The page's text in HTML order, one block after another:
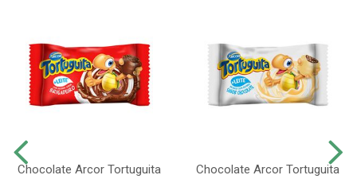
Chocolate Arcor Tortuguita
Chocolate Arcor Tortuguita